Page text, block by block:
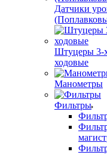
Датчики
Штуцеры 3-
ходовые
Манометры
Фильтры